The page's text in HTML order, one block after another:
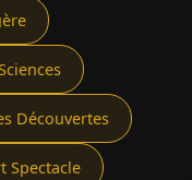
Découvertes
Spectacle